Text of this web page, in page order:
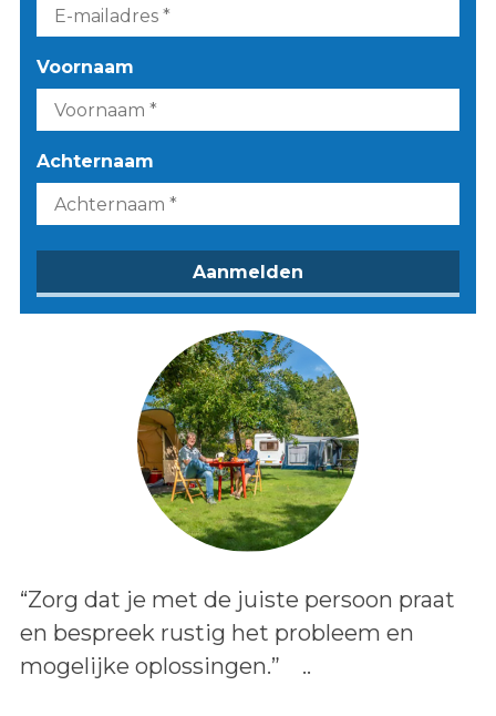
Voornaam
Achternaam
Lees het bericht:
“Zorg dat je met de juiste persoon praat
en bespreek rustig het probleem en
mogelijke oplossingen.” ..